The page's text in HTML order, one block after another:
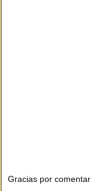
Gracias por comentar